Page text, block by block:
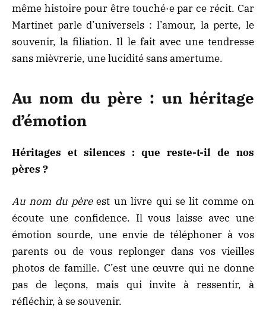
même histoire pour être touché·e par ce récit. Car
Martinet parle d’universels : l’amour, la perte, le
souvenir, la filiation. Il le fait avec une tendresse
sans mièvrerie, une lucidité sans amertume.
Au nom du père : un héritage
d’émotion
Héritages et silences : que reste-t-il de nos
pères ?
Au nom du pèreest un livre qui se lit comme on
écoute une confidence. Il vous laisse avec une
émotion sourde, une envie de téléphoner à vos
parents ou de vous replonger dans vos vieilles
photos de famille. C’est une œuvre qui ne donne
pas de leçons, mais qui invite à ressentir, à
réfléchir, à se souvenir.